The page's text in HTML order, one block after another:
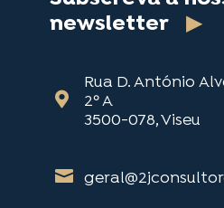
newsletter ▶

Rua D. António
2º A
3500-078, Viseu
